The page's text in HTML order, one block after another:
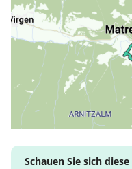
Schauen Sie sich